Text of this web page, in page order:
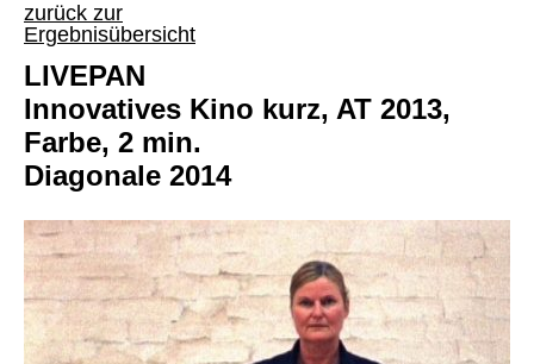
zurück zur
Ergebnisübersicht
LIVEPAN
Innovatives Kino kurz, AT 2013,
Farbe, 2 min.
Diagonale 2014